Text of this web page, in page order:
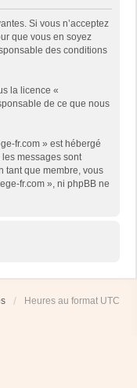
Si vous n’acceptez
que vous en soyez
des conditions
la licence «
de ce que nous
fr.com » est hébergé
messages sont
tant que membre, vous
fr.com », ni phpBB ne
Heures au format UTC